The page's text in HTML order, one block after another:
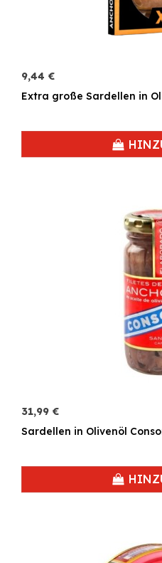
9,44 €
Extra große Sardellen in
31,99 €
Sardellen in Olivenöl